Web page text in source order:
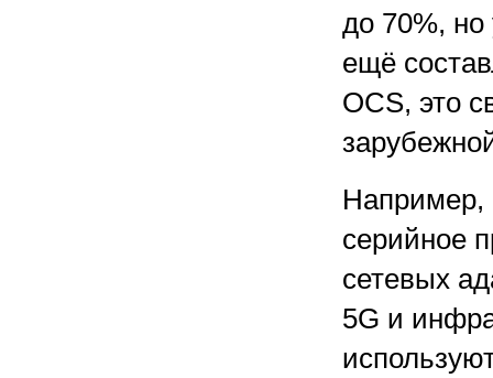
до 70%, но
ещё
OCS, это
Например,
серийное
сетевых
5G и